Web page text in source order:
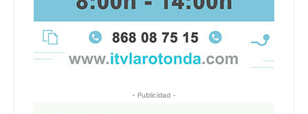
- Publicidad -